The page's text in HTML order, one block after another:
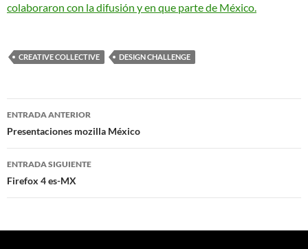
colaboraron con la difusión y en que parte de México.
CREATIVE COLLECTIVE DESIGN CHALLENGE
Navegación
de
entradas
ENTRADA ANTERIOR
Presentaciones mozilla México
ENTRADA SIGUIENTE
Firefox 4 es-MX